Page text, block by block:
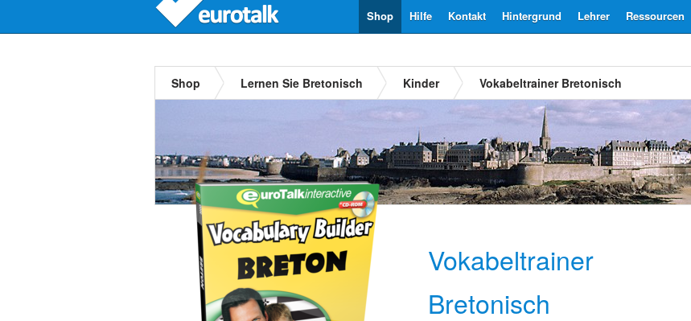
Ressourcen
Lehrer
Hintergrund
Kontakt
Hilfe
Shop
Shop Lernen Sie Bretonisch Kinder Vokabeltrainer Bretonisch
Vokabeltrainer
Bretonisch